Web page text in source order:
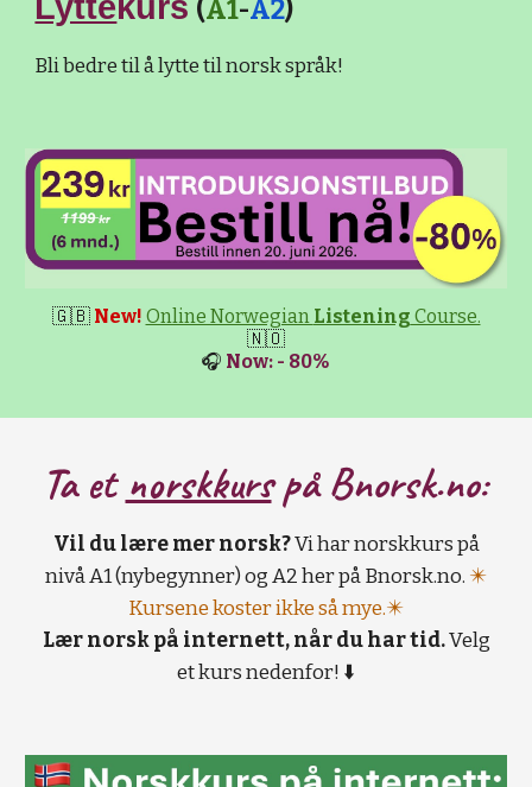
(A1-A2)
Bli bedre til å lytte til norsk språk!
🇬🇧 New! Online Norwegian Listening Course.
🇳🇴
🎧 Now: - 80%
Ta et norskkurspå Bnorsk.no:
Vil du lære mer norsk?Vi har norskkurs på
nivå A1 (nybegynner) og A2 her på Bnorsk.no. ✴️
Kursene koster ikke så mye.✴️
Lær norsk på internett, når du har tid.Velg
et kurs nedenfor! ⬇️